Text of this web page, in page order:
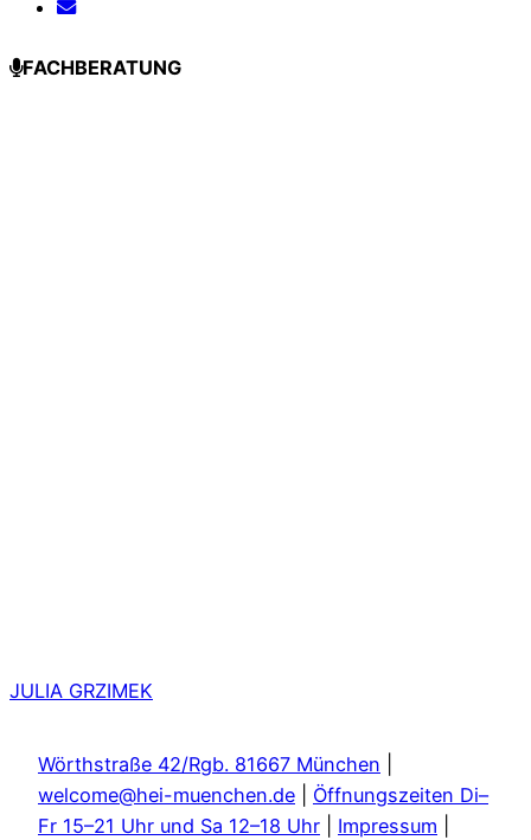
FACHBERATUNG
JULIA GRZIMEK
Wörthstraße 42/Rgb. 81667 München
welcome@hei-muenchen.de
Öffnungszeiten Di–
Fr 15–21 Uhr und Sa 12–18 Uhr
Impressum